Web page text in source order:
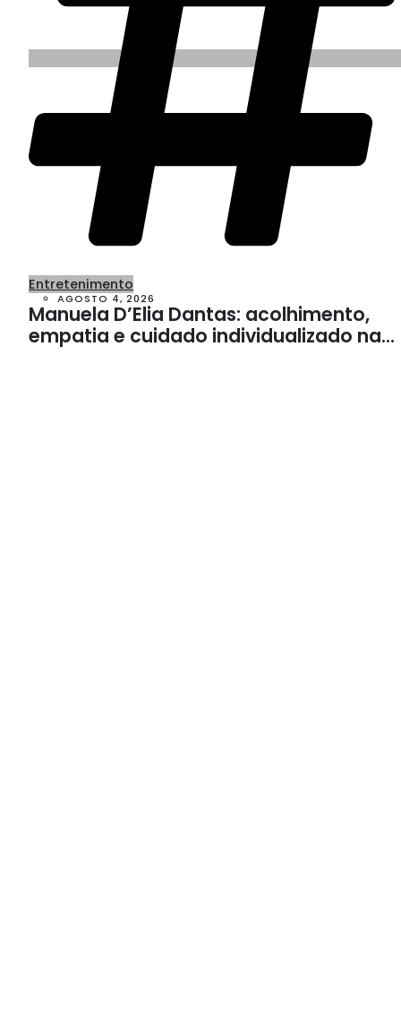
Entretenimento
AGOSTO 4, 2026
Manuela D’Elia Dantas: acolhimento,
empatia e cuidado individualizado na